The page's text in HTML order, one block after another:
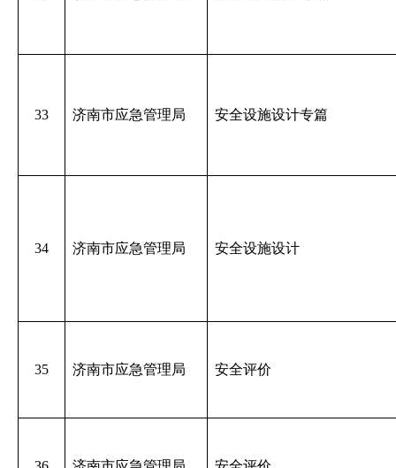
33 济南市应急管理局 安全设施设计专篇
34 济南市应急管理局 安全设施设计
35 济南市应急管理局 安全评价